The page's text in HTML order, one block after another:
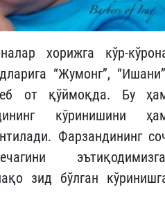
хорижга кўр-
“Жумонг”,
от қўймоқда. Бу
кўринишини
Фарзандининг
зид бўлган